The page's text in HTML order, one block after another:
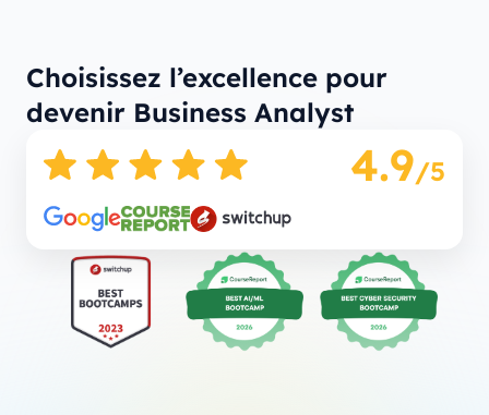
Choisissez l’excellence pour
devenir Business Analyst
4.9/5